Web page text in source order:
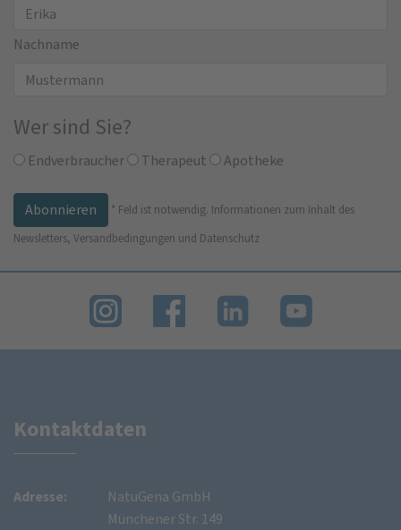
Nachname
Wer sind Sie?
Endverbraucher Therapeut Apotheke
* Feld ist notwendig. Informationen zum Inhalt des
Newsletters, Versandbedingungen und Datenschutz
Kontaktdaten
Adresse:
NatuGena GmbH
Münchener Str. 149